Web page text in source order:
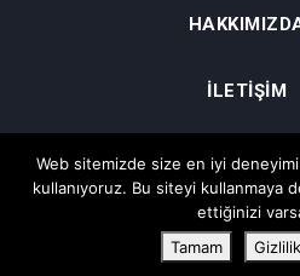
İLETIŞIM
GIZLILIK VE
Web sitemizde size en iyi
kullanıyoruz. Bu siteyi kullanmaya
ettiğinizi
Tamam